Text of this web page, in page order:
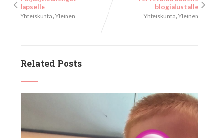
lapselle
Yhteiskunta,Yleinen
blogialustalle
Yhteiskunta, Yleinen
Related Posts